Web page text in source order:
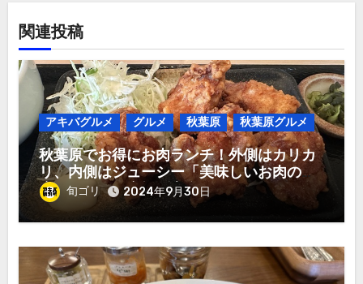
関連投稿
アキバグルメ グルメ 秋葉原 秋葉原グルメ
秋葉原でお得にお肉ランチ！外側はカリカ
リ、内側はジューシー「美味しいお肉のお
店 やまの」唐揚げ定食980円！
旬ゴリ 2024年9月30日